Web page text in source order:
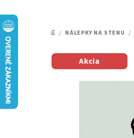
Prejsť
na
obsah
DOMOV
/ NÁLEPKY NA STENU /
Akcia